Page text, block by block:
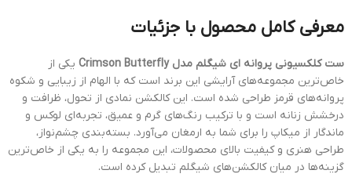
معرفی کامل محصول با جزئیات
ست کلکسیونی پروانه ای شیگلم مدل Crimson Butterfly
یکی از
خاص‌ترین مجموعه‌های آرایشی این برند است که با الهام از زیبایی و شکوه
پروانه‌های قرمز طراحی شده است. این کالکشن نمادی از تحول، ظرافت و
درخشش زنانه است و با ترکیب رنگ‌های گرم و عمیق، تجربه‌ای لوکس و
ماندگار از میکاپ را برای شما به ارمغان می‌آورد. بسته‌بندی چشم‌نواز،
طراحی هنری و کیفیت بالای محصولات، این مجموعه را به یکی از خاص‌ترین
گزینه‌ها در میان کالکشن‌های شیگلم تبدیل کرده است.